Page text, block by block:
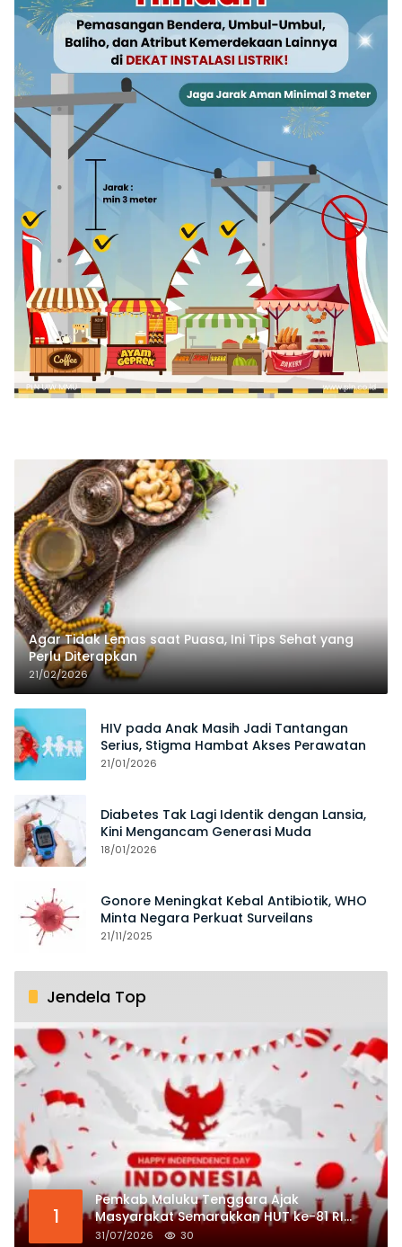
Agar Tidak Lemas saat Puasa, Ini Tips Sehat yang
Perlu Diterapkan
21/02/2026
HIV pada Anak Masih Jadi Tantangan
Serius, Stigma Hambat Akses Perawatan
21/01/2026
Diabetes Tak Lagi Identik dengan Lansia,
Kini Mengancam Generasi Muda
18/01/2026
Gonore Meningkat Kebal Antibiotik, WHO
Minta Negara Perkuat Surveilans
21/11/2025
Jendela Top
1
Pemkab Maluku Tenggara Ajak
Masyarakat Semarakkan HUT ke-81 RI
dengan Semangat Nasionalisme
31/07/2026 30